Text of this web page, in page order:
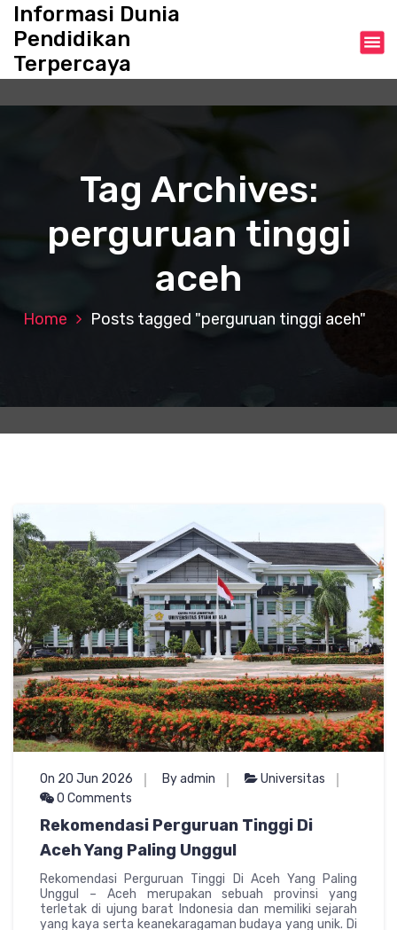
o
Informasi Dunia
Pendidikan
Terpercaya
Tag Archives:
perguruan tinggi
aceh
Home Posts tagged "perguruan tinggi aceh"
On 20 Jun 2026 By admin
Universitas
0 Comments
Rekomendasi Perguruan Tinggi Di
Aceh Yang Paling Unggul
Rekomendasi Perguruan Tinggi Di Aceh Yang Paling
Unggul – Aceh merupakan sebuah provinsi yang
terletak di ujung barat Indonesia dan memiliki sejarah
yang kaya serta keanekaragaman budaya yang unik. Di